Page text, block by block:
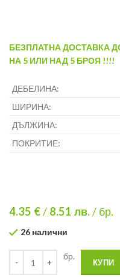
БЕЗПЛАТНА ДОСТАВКА
НА 5 ИЛИ НАД 5 БРОЯ !!!!
ДЕБЕЛИНА:
ШИРИНА:
ДЪЛЖИНА:
ПОКРИТИЕ:
4.35 €/ 8.51 лв./ бр.
26 налични
бр.
КУПИ